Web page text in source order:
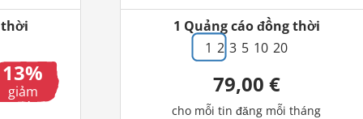
thời
13
giảm
giá
1 Quảng cáo đồng thời
1 2 3 5 10 20
79,00 €
cho mỗi tin đăng mỗi tháng